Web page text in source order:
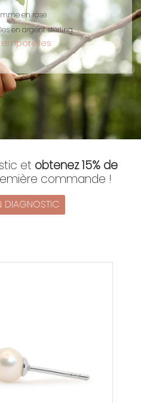
en rose
en argent sterling
et obtenez 15% de
commande !
DIAGNOSTIC